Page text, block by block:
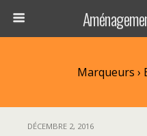
Marqueurs ›
DÉCEMBRE 2, 2016